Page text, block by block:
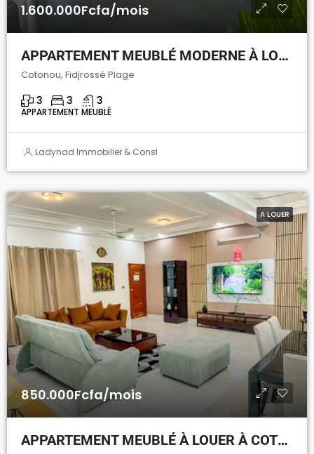
1.600.000Fcfa/mois
APPARTEMENT MEUBLÉ MODERNE À LOUER À COTONOU FIDJROSSÈ PLAGE
Cotonou, Fidjrossè Plage
3 3 3
APPARTEMENT MEUBLÉ
Ladynad Immobilier & Construction
A LOUER
850.000Fcfa/mois
APPARTEMENT MEUBLÉ À LOUER À COTONOU FIDJROSSÈ TOGBIN PLAGE